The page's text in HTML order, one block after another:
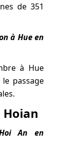
de 351
à Hue en
à Hue
passage
An en